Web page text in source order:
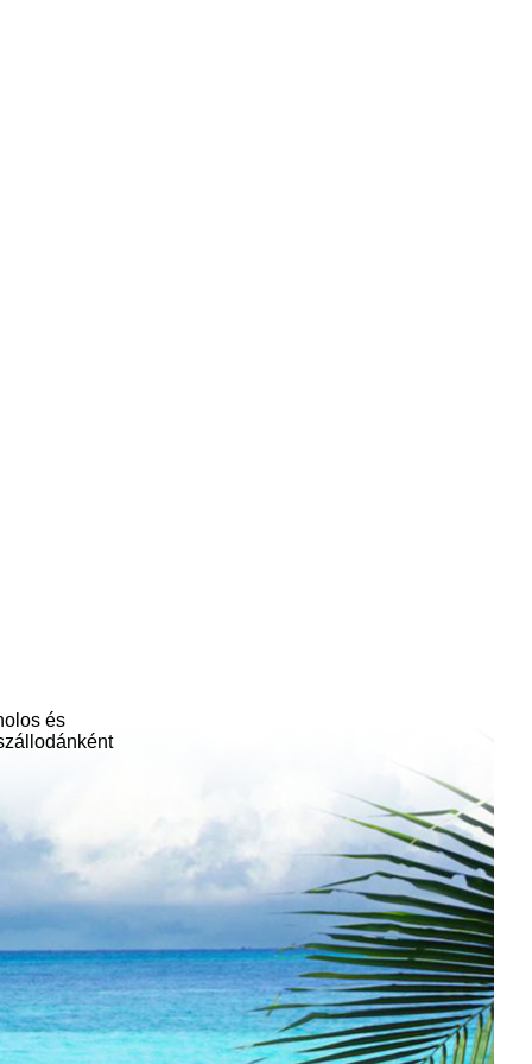
és